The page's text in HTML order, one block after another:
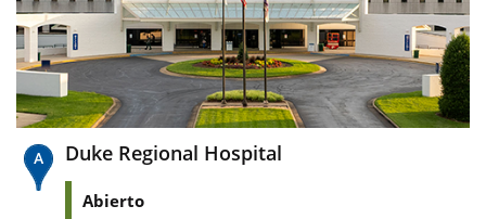
Duke Regional Hospital
Abierto